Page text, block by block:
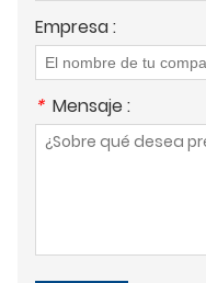
Empresa :
* Mensaje :